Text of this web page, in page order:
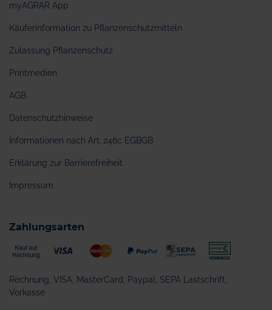
myAGRAR App
Käuferinformation zu Pflanzenschutzmitteln
Zulassung Pflanzenschutz
Printmedien
AGB
Datenschutzhinweise
Informationen nach Art. 246c EGBGB
Erklärung zur Barrierefreiheit
Impressum
Zahlungsarten
Rechnung, VISA, MasterCard, Paypal, SEPA Lastschrift,
Vorkasse